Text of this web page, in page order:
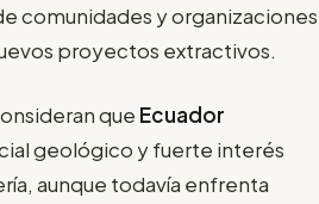
comunidades y organizaciones
proyectos extractivos.
que Ecuador
geológico y fuerte interés
aunque todavía enfrenta